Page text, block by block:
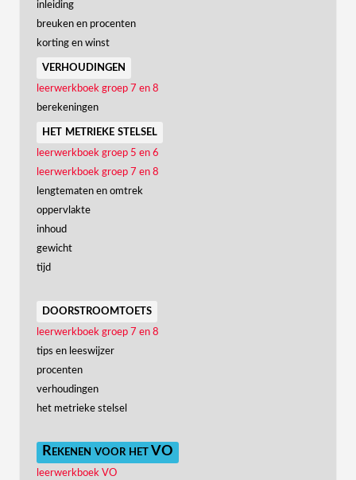
inleiding
breuken en procenten
korting en winst
verhoudingen
leerwerkboek groep 7 en 8
berekeningen
het metrieke stelsel
leerwerkboek groep 5 en 6
leerwerkboek groep 7 en 8
lengtematen en omtrek
oppervlakte
inhoud
gewicht
tijd
doorstroomtoets
leerwerkboek groep 7 en 8
tips en leeswijzer
procenten
verhoudingen
het metrieke stelsel
Rekenen voor het VO
leerwerkboek VO